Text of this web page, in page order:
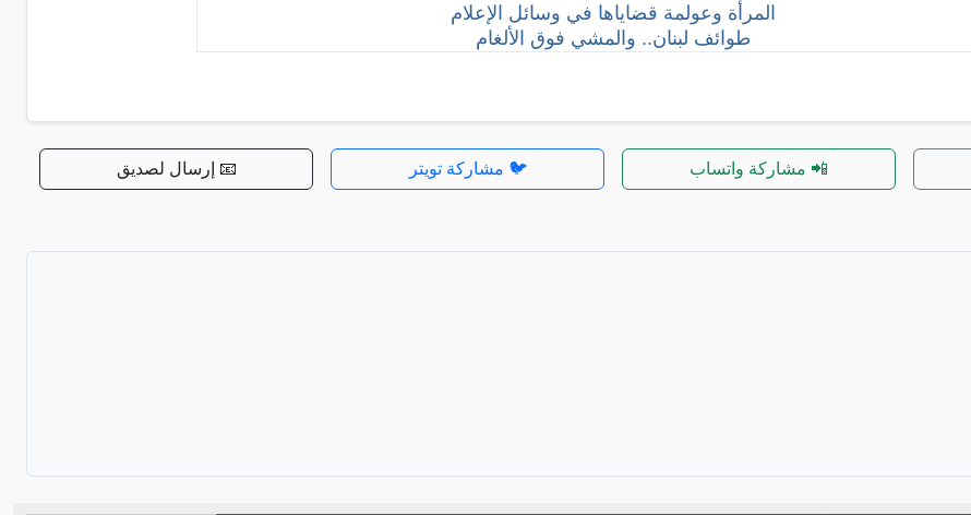
المرأة وعولمة قضاياها في وسائل الإعلام
طوائف لبنان.. والمشي فوق الألغام
📲 مشاركة واتساب 🐦 مشاركة تويتر 📧 إرسال لصديق